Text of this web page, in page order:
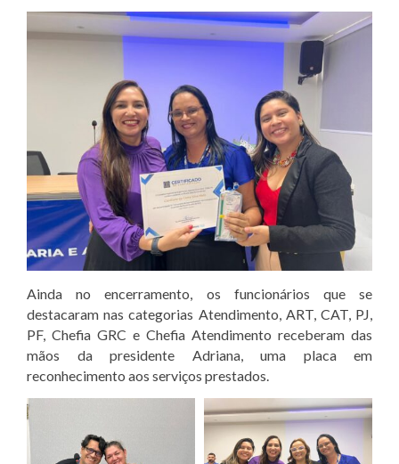
Ainda no encerramento, os funcionários que se
destacaram nas categorias Atendimento, ART, CAT, PJ,
PF, Chefia GRC e Chefia Atendimento receberam das
mãos da presidente Adriana, uma placa em
reconhecimento aos serviços prestados.